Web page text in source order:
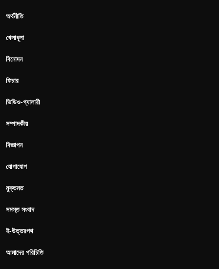
অর্থনীতি
খেলাধূলা
বিনোদন
ফিচার
ভিডিও-গ্যালারী
সম্পাদকীয়
বিজ্ঞাপন
যোগাযোগ
মুক্তমত
সমস্ত সংবাদ
ই-উত্তরপথ
আমাদের পরিচিতি